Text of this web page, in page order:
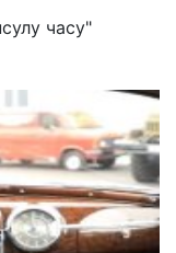
часу"